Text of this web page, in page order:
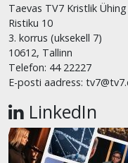
Taevas TV7 Kristlik
Ristiku 10
3. korrus (uksekell 7)
10612, Tallinn
Telefon: 44 22227
E-posti aadress:
LinkedIn